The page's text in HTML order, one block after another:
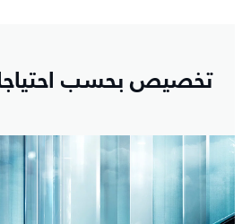
تخصيص بحسب